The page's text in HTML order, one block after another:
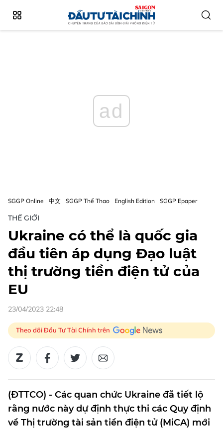
ad
SGGP Online 中文 SGGP Thể Thao English Edition SGGP Epaper
THẾ GIỚI
Ukraine có thể là quốc gia
đầu tiên áp dụng Đạo luật
thị trường tiền điện tử của
EU
23/04/2023 22:48
Theo dõi Đầu Tư Tài Chính trên
(ĐTTCO) - Các quan chức Ukraine đã tiết lộ
rằng nước này dự định thực thi các Quy định
về Thị trường tài sản tiền điện tử (MiCA) mới